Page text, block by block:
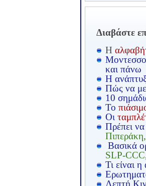
Διαβάστε
Η
και πάνω
Η
Πώς να
10
Το
Οι
Πρέπει
Βασικά
SLP-
Τι είναι